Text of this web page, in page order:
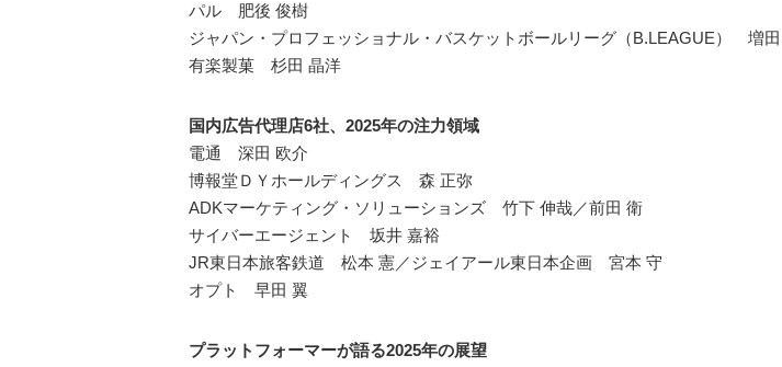
パル 肥後 俊樹
ジャパン・プロフェッショナル・バスケットボールリーグ（B.LEAGUE） 増
有楽製菓 杉田 晶洋
国内広告代理店6社、2025年の注力領域
電通 深田 欧介
博報堂ＤＹホールディングス 森 正弥
ADKマーケティング・ソリューションズ 竹下 伸哉／前田 衛
サイバーエージェント 坂井 嘉裕
JR東日本旅客鉄道 松本 憲／ジェイアール東日本企画 宮本 守
オプト 早田 翼
プラットフォーマーが語る2025年の展望